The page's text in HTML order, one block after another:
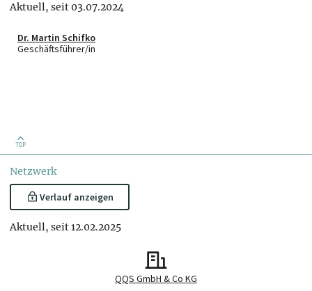
Aktuell, seit 03.07.2024
Dr. Martin Schifko
Geschäftsführer/in
TOP
Netzwerk
Verlauf anzeigen
Aktuell, seit 12.02.2025
QQS GmbH & Co KG